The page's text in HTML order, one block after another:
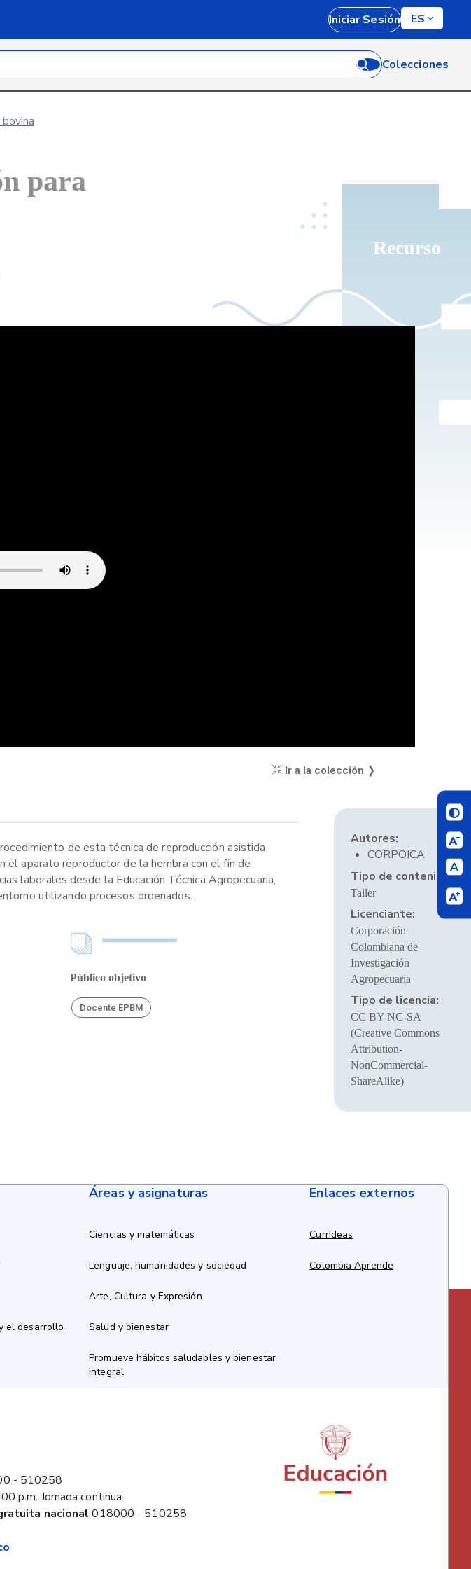
Iniciar Sesión ES
Colecciones
Recurso
para
Ir a la colección ❭
de esta técnica de reproducción asistida
el aparato reproductor de la hembra con el fin de
laborales desde la Educación Técnica Agropecuaria,
utilizando procesos ordenados.
Público objetivo
Docente EPBM
Autores:
CORPOICA
Tipo de contenido:
Taller
Licenciante:
Corporación
Colombiana de
Investigación
Agropecuaria
Tipo de licencia:
CC BY-NC-SA
(Creative Commons
Attribution-
NonCommercial-
ShareAlike)
el desarrollo
Áreas y asignaturas
Ciencias y matemáticas
Lenguaje, humanidades y sociedad
Arte, Cultura y Expresión
Salud y bienestar
Promueve hábitos saludables y bienestar
integral
Enlaces externos
CurrIdeas
Colombia Aprende
- 510258
p.m. Jornada continua.
nacional 018000 - 510258